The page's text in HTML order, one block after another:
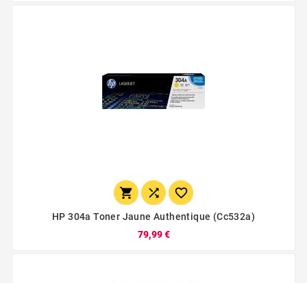
  
HP 304a Toner Jaune Authentique (cc532a)
79,99 €